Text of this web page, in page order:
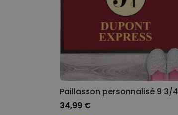
Paillasson personnalisé 9 3/4
34,99 €